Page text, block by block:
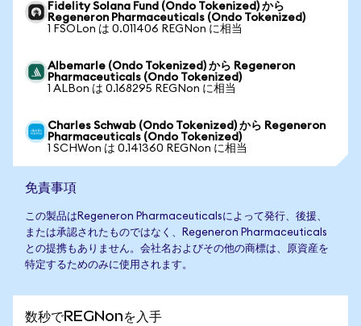
Fidelity Solana Fund (Ondo Tokenized) から
Regeneron Pharmaceuticals (Ondo Tokenized)
1 FSOLon は 0.011406 REGNon に相当
Albemarle (Ondo Tokenized) から Regeneron
Pharmaceuticals (Ondo Tokenized)
1 ALBon は 0.168295 REGNon に相当
Charles Schwab (Ondo Tokenized) から Regeneron
Pharmaceuticals (Ondo Tokenized)
1 SCHWon は 0.141360 REGNon に相当
免責事項
この製品はRegeneron Pharmaceuticalsによって発行、後援、
または承認されたものではなく、Regeneron Pharmaceuticals
との提携もありません。会社名およびその他の商標は、原資産を
特定するためのみに使用されます。
数秒でREGNonを入手